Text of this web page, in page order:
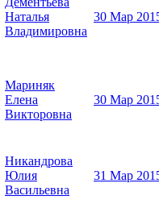
Наталья
Владимировна
30 Мар
Мариняк
Елена
Викторовна
30 Мар
Никандрова
Юлия
Васильевна
31 Мар